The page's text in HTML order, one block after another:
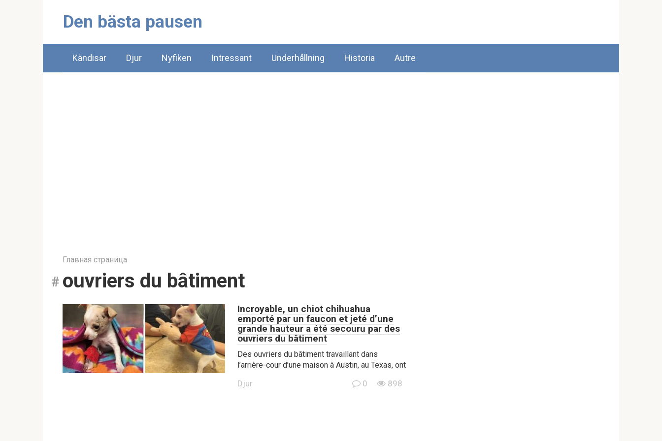
Den bästa pausen
Kändisar Djur Nyfiken Intressant Underhållning Historia Autre
Главная страница
ouvriers du bâtiment
Incroyable, un chiot chihuahua
emporté par un faucon et jeté d’une
grande hauteur a été secouru par des
ouvriers du bâtiment
Des ouvriers du bâtiment travaillant dans
l’arrière-cour d’une maison à Austin, au Texas, ont
Djur 0 898